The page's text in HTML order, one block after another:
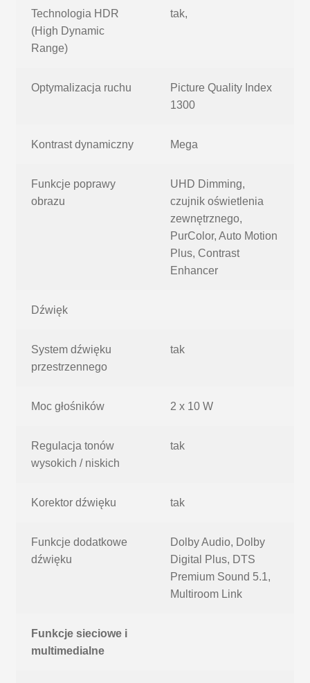
Technologia HDR
(High Dynamic
Range)
tak,
Optymalizacja ruchu
Picture Quality Index
1300
Kontrast dynamiczny Mega
Funkcje poprawy
obrazu
UHD Dimming,
czujnik oświetlenia
zewnętrznego,
PurColor, Auto Motion
Plus, Contrast
Enhancer
Dźwięk
System dźwięku
przestrzennego
tak
Moc głośników 2 x 10 W
Regulacja tonów
wysokich / niskich
tak
Korektor dźwięku tak
Funkcje dodatkowe
dźwięku
Dolby Audio, Dolby
Digital Plus, DTS
Premium Sound 5.1,
Multiroom Link
Funkcje sieciowe i
multimedialne